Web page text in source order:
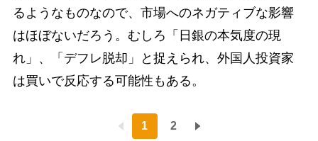
るようなものなので、市場へのネガティブな影響
はほぼないだろう。むしろ「日銀の本気度の現
れ」、「デフレ脱却」と捉えられ、外国人投資家
は買いで反応する可能性もある。
1 2